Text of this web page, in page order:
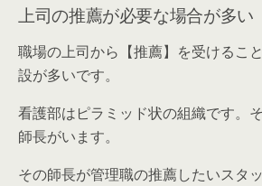
上司の推薦が必要な場合が多い
職場の上司から【推薦】を受けるこ
設が多いです。
看護部はピラミッド状の組織です。
師長がいます。
その師長が管理職の推薦したいスタ